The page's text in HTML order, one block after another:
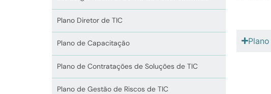
Plano Diretor de TIC
Plano de Capacitação
Plano de Contratações de Soluções de TIC
Plano de Gestão de Riscos de TIC